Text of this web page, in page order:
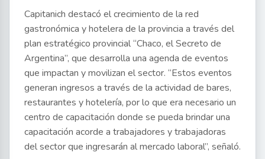
Capitanich destacó el crecimiento de la red
gastronómica y hotelera de la provincia a través del
plan estratégico provincial “Chaco, el Secreto de
Argentina”, que desarrolla una agenda de eventos
que impactan y movilizan el sector. “Estos eventos
generan ingresos a través de la actividad de bares,
restaurantes y hotelería, por lo que era necesario un
centro de capacitación donde se pueda brindar una
capacitación acorde a trabajadores y trabajadoras
del sector que ingresarán al mercado laboral”, señaló.